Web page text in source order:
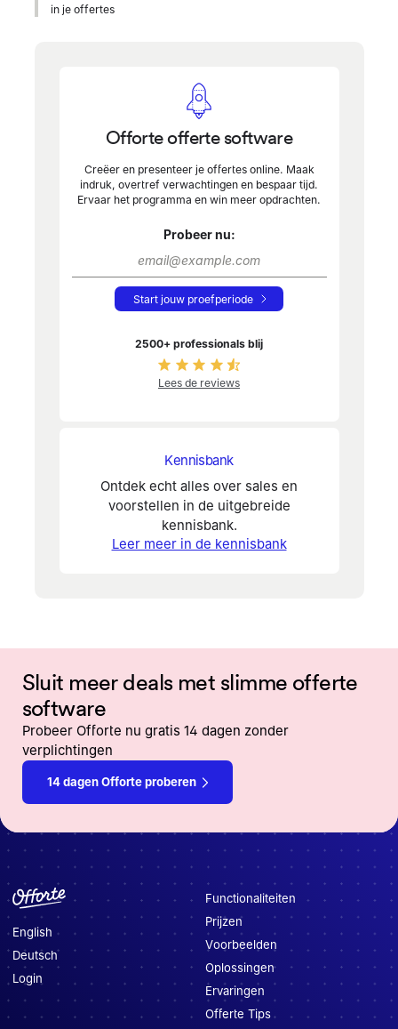
in je offertes
Offorte offerte software
Creëer en presenteer je offertes online. Maak
indruk, overtref verwachtingen en bespaar tijd.
Ervaar het programma en win meer opdrachten.
Probeer nu:
Start jouw proefperiode
2500+ professionals blij
Lees de reviews
Kennisbank
Ontdek echt alles over sales en
voorstellen in de uitgebreide
kennisbank.
Leer meer in de kennisbank
Sluit meer deals met slimme offerte
software
Probeer Offorte nu gratis 14 dagen zonder
verplichtingen
14 dagen Offorte proberen
English
Deutsch
Login
Functionaliteiten
Prijzen
Voorbeelden
Oplossingen
Ervaringen
Offerte Tips